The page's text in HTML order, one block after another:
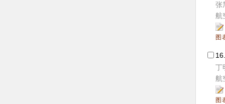
张
航
图
丁
航
图